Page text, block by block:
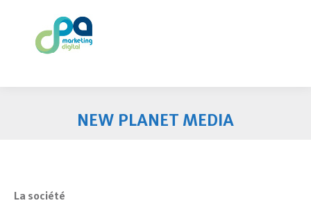
NEW PLANET MEDIA
La société